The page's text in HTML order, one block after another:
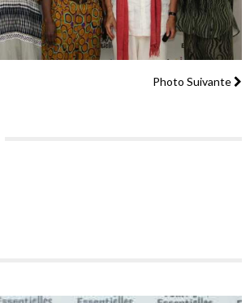
Photo Suivante